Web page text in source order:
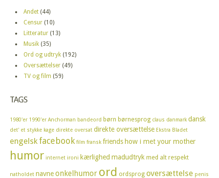
Andet (44)
Censur (10)
Litteratur (13)
Musik (35)
Ord og udtryk (192)
Oversættelser (49)
TV og film (59)
TAGS
1980'er 1990'er Anchorman bandeord børn børnesprog claus danmark dansk
det' et stykke kage direkte oversat direkte oversættelse Ekstra Bladet
engelskfacebook film fransk friends how i met your mother
humor internet ironi kærlighed madudtryk med alt respekt
natholdet navneonkelhumor ord ordsprog oversættelse penis